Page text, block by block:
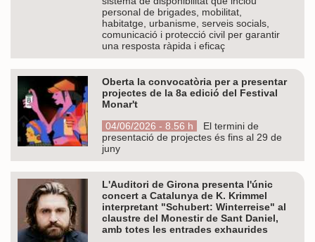
personal de brigades, mobilitat,
habitatge, urbanisme, serveis socials,
comunicació i protecció civil per garantir
una resposta ràpida i eficaç
Oberta la convocatòria per a presentar
projectes de la 8a edició del Festival
Monar't
04/06/2026 - 8.56 h
El termini de
presentació de projectes és fins al 29 de
juny
L'Auditori de Girona presenta l'únic
concert a Catalunya de K. Krimmel
interpretant "Schubert: Winterreise" al
claustre del Monestir de Sant Daniel,
amb totes les entrades exhaurides